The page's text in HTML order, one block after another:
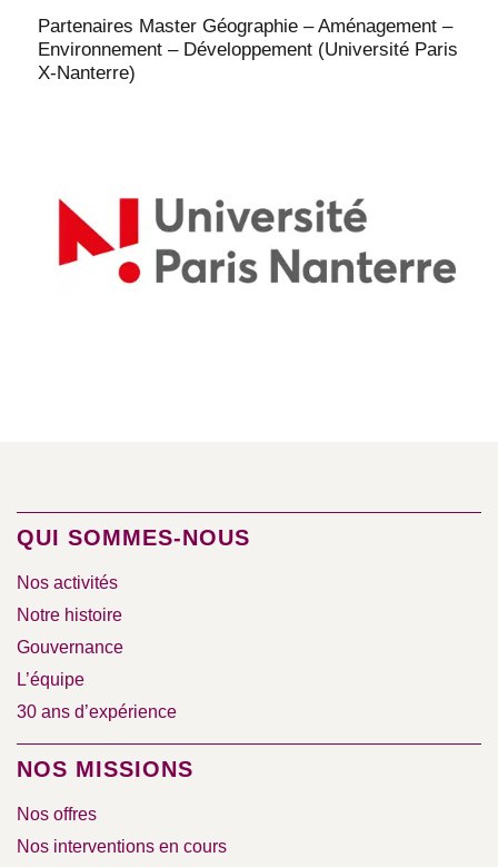
Partenaires Master Géographie – Aménagement –
Environnement – Développement (Université Paris
X-Nanterre)
QUI SOMMES-NOUS
Nos activités
Notre histoire
Gouvernance
L’équipe
30 ans d’expérience
NOS MISSIONS
Nos offres
Nos interventions en cours